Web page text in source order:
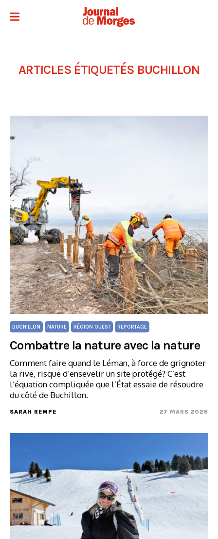
ARTICLES ÉTIQUETÉS BUCHILLON
BUCHILLON NATURE RÉGION OUEST REPORTAGE
Combattre la nature avec la nature
Comment faire quand le Léman, à force de grignoter
la rive, risque d’ensevelir un site protégé? C’est
l’équation compliquée que l’État essaie de résoudre
du côté de Buchillon.
SARAH REMPE 27 MARS 2026